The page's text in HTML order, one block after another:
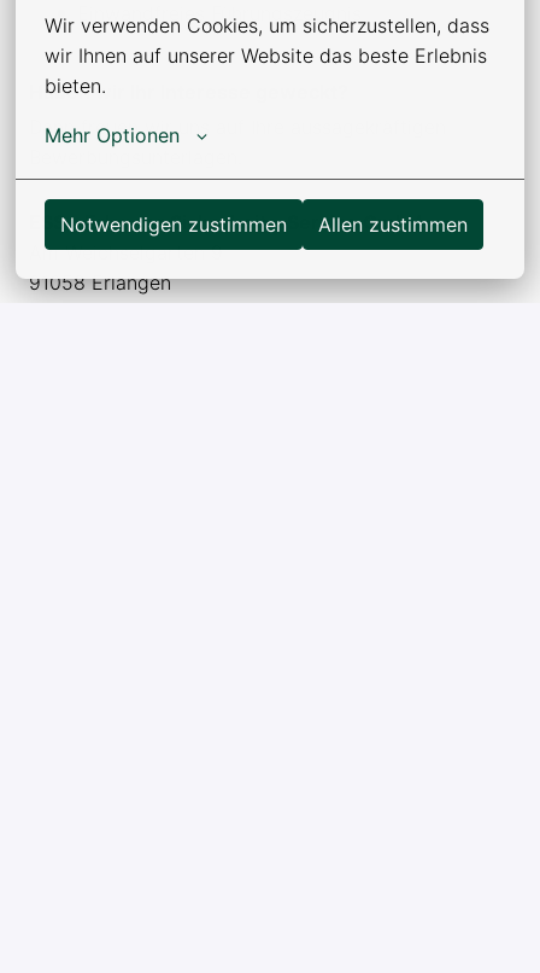
Wir verwenden Cookies, um sicherzustellen, dass
wir Ihnen auf unserer Website das beste Erlebnis
bieten.
Mehr Optionen
Notwendigen zustimmen Allen zustimmen
Einwandfreies Führungszeugnis
Haben wir Ihr Interesse geweckt?
Dann freuen wir uns auf Ihre aussagekräftigen
ESS - Erlanger Sicherheits-Service GmbH
Am Weichselgarten 9
91058 Erlangen